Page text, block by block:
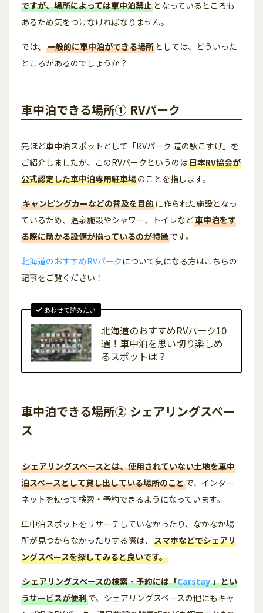
ですが、場所によっては車中泊禁止となっているところも
あるため気をつけなければなりません。
では、一般的に車中泊ができる場所としては、どういった
ところがあるのでしょうか？
車中泊できる場所① RVパーク
先ほど車中泊スポットとして「RVパーク 道の駅こすげ」を
ご紹介しましたが、このRVパークというのは日本RV協会が
公式認定した車中泊専用駐車場のことを指します。
キャンピングカーなどの普及を目的に作られた施設となっ
ているため、温泉施設やシャワー、トイレなど車中泊をす
る際に助かる設備が揃っているのが特徴です。
北海道のおすすめRVパーク について気になる方はこちらの
記事をご覧ください！
あわせて読みたい
北海道のおすすめRVパーク10
選！車中泊を思い切り楽しめ
るスポットは？
車中泊できる場所② シェアリングスペー
ス
シェアリングスペースとは、使用されていない土地を車中
泊スペースとして貸し出している場所のことで、インター
ネットを使って検索・予約できるようになっています。
車中泊スポットをリサーチしていなかったり、なかなか場
所が見つからなかったりする際は、スマホなどでシェアリ
ングスペースを探してみると良いです。
シェアリングスペースの検索・予約には「Carstay 」とい
うサービスが便利で、シェアリングスペースの他にもキャ